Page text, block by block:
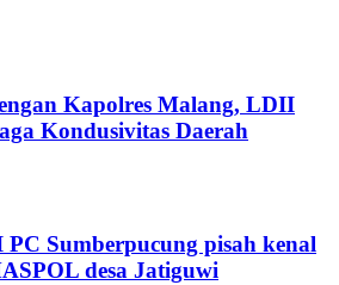
Kapolres Malang, LDII
Kondusivitas Daerah
Sumberpucung pisah kenal
desa Jatiguwi